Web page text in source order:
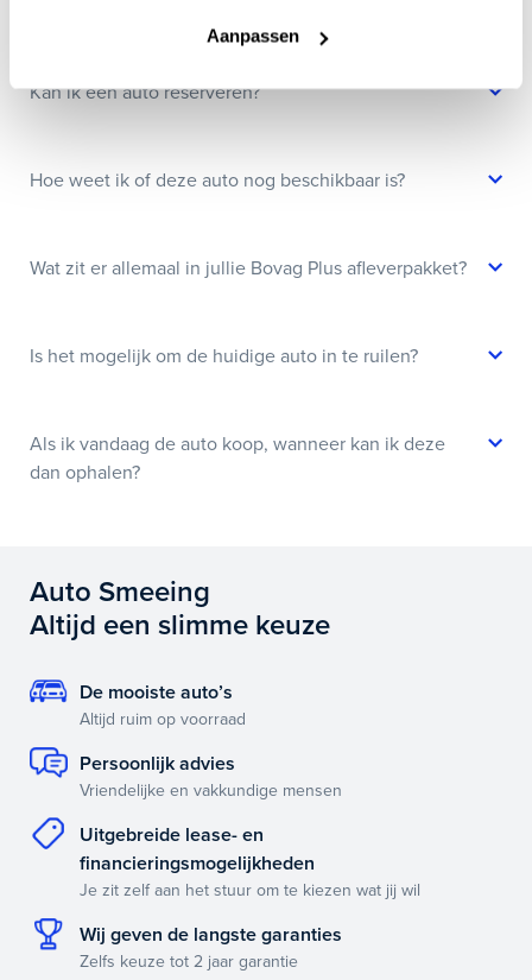
Aanpassen
Kan ik een auto reserveren?
Hoe weet ik of deze auto nog beschikbaar is?
Wat zit er allemaal in jullie Bovag Plus afleverpakket?
Is het mogelijk om de huidige auto in te ruilen?
Als ik vandaag de auto koop, wanneer kan ik deze
dan ophalen?
Auto Smeeing
Altijd een slimme keuze
De mooiste auto’s
Altijd ruim op voorraad
Persoonlijk advies
Vriendelijke en vakkundige mensen
Uitgebreide lease- en
financieringsmogelijkheden
Je zit zelf aan het stuur om te kiezen wat jij wil
Wij geven de langste garanties
Zelfs keuze tot 2 jaar garantie